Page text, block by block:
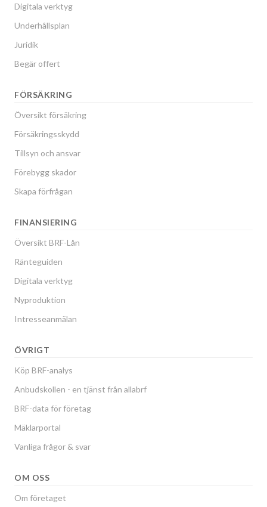
Digitala verktyg
Underhållsplan
Juridik
Begär offert
FÖRSÄKRING
Översikt försäkring
Försäkringsskydd
Tillsyn och ansvar
Förebygg skador
Skapa förfrågan
FINANSIERING
Översikt BRF-Lån
Ränteguiden
Digitala verktyg
Nyproduktion
Intresseanmälan
ÖVRIGT
Köp BRF-analys
Anbudskollen - en tjänst från allabrf
BRF-data för företag
Mäklarportal
Vanliga frågor & svar
OM OSS
Om företaget